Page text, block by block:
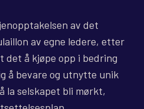
av det
av egne ledere, etter
det å kjøpe opp i bedring
å bevare og utnytte unik
la selskapet bli mørkt,